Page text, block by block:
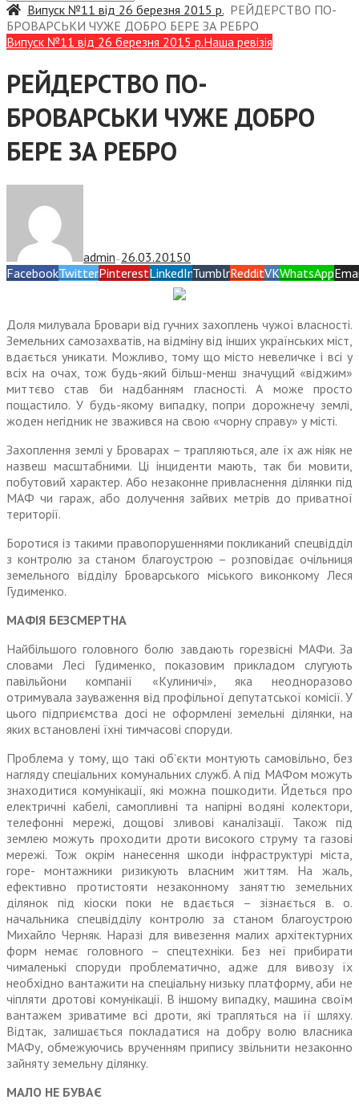
Випуск №11 від 26 березня 2015 р. РЕЙДЕРСТВО ПО-
БРОВАРСЬКИ ЧУЖЕ ДОБРО БЕРЕ ЗА РЕБРО
Випуск №11 від 26 березня 2015 р.Наша ревізія
РЕЙДЕРСТВО ПО-
БРОВАРСЬКИ ЧУЖЕ ДОБРО
БЕРЕ ЗА РЕБРО
admin — 26.03.20150
FacebookTwitterPinterestLinkedInTumblrRedditVKWhatsApp
Доля милувала Бровари від гучних захоплень чужої власності.
Земельних самозахватів, на відміну від інших українських міст,
вдається уникати. Можливо, тому що місто невеличке і всі у
всіх на очах, тож будь-який більш-менш значущий «віджим»
миттєво став би надбанням гласності. А може просто
пощастило. У будь-якому випадку, попри дорожнечу землі,
жоден негідник не зважився на свою «чорну справу» у місті.
Захоплення землі у Брова­рах – трапляються, але їх аж ніяк не
назвеш масштабними. Ці інциденти мають, так би мовити,
побутовий характер. Або неза­конне привласнення ділянки під
МАФ чи гараж, або долучення зайвих метрів до приватної
території.
Боротися із такими правопору­шеннями покликаний спецвідділ
з контролю за станом благоустрою – розповідає очільниця
земельного відділу Бровар­ського міського виконкому Леся
Гудименко.
МАФІЯ БЕЗСМЕРТНА
Найбільшого головного болю завдають горезвісні МАФи. За
словами Лесі Гудименко, показовим прикладом слугують
павільйони компанії «Кулиничі», яка неодноразово
отримувала зауваження від профільної депу­татської комісії. У
цього підприєм­ства досі не оформлені земельні ділянки, на
яких встановлені їхні тимчасові споруди.
Проблема у тому, що такі об’єкти монтують самовільно, без
нагляду спеціальних комунальних служб. А під МАФом можуть
знаходитися комунікації, які можна пошкодити. Йдеться про
електричні кабелі, самопливні та напірні водяні колектори,
телефонні мережі, дощові зливові каналізації. Також під
землею можуть проходити дроти високого струму та газові
мережі. Тож окрім нанесення шкоди інфраструктурі міста,
горе- монтажники ризикують власним життям. На жаль,
ефективно проти­стояти незаконному заняттю земельних
ділянок під кіоски поки не вдається – зізнається в. о.
начальника спецвідділу контролю за станом благоустрою
Михайло Черняк. Наразі для вивезення малих архітектурних
форм немає головного – спецтехніки. Без неї прибирати
чималенькі споруди проблематично, адже для вивозу їх
необхідно вантажити на спе­ціальну низьку платформу, аби не
чіпляти дротові комунікації. В іншому випадку, машина своїм
вантажем зриватиме всі дроти, які трапляться на її шляху.
Від­так, залишається покладатися на добру волю власника
МАФу, обмежуючись врученням при­пису звільнити незаконно
зайняту земельну ділянку.
МАЛО НЕ БУВАЄ